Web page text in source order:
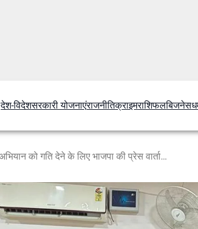
देश-विदेशसरकारी योजनाएंराजनीतिक्राइमराशिफलबिजनेस
आत्मनिर्भर भारत अभियान को गति देने के लिए भाजपा की प्रेस वार्ता — स्थानीय स्तर पर होंगे विविध कार्यक्रम, “हर घर स्वदेशी” बनेगा नारा